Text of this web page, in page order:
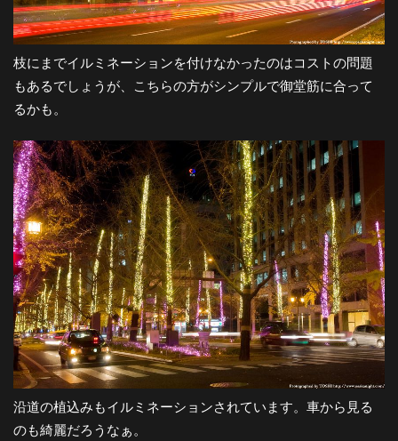
枝にまでイルミネーションを付けなかったのはコストの問題
もあるでしょうが、こちらの方がシンプルで御堂筋に合って
るかも。
沿道の植込みもイルミネーションされています。車から見る
のも綺麗だろうなぁ。